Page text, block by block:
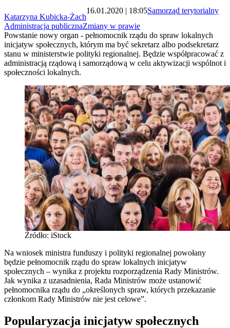
Katarzyna Kubicka-Żach
16.01.2020 | 18:05Samorząd terytorialny
Administracja publicznaZmiany w prawie
Powstanie nowy organ - pełnomocnik rządu do spraw lokalnych
inicjatyw społecznych, którym ma być sekretarz albo podsekretarz
stanu w ministerstwie polityki regionalnej. Będzie współpracować z
administracją rządową i samorządową w celu aktywizacji wspólnot i
społeczności lokalnych.
Źródło: iStock
Na wniosek ministra funduszy i polityki regionalnej powołany
będzie pełnomocnik rządu do spraw lokalnych inicjatyw
społecznych – wynika z projektu rozporządzenia Rady Ministrów.
Jak wynika z uzasadnienia, Rada Ministrów może ustanowić
pełnomocnika rządu do „określonych spraw, których przekazanie
członkom Rady Ministrów nie jest celowe”.
Popularyzacja inicjatyw społecznych